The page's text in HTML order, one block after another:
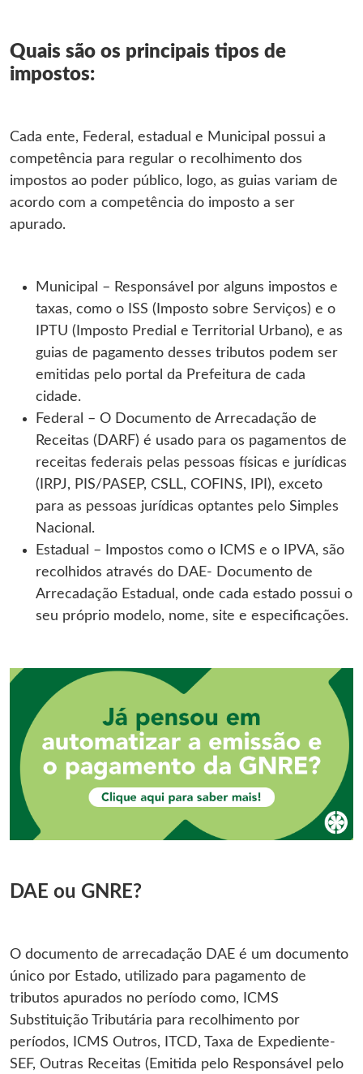
Quais são os principais tipos de
impostos:
Cada ente, Federal, estadual e Municipal possui a
competência para regular o recolhimento dos
impostos ao poder público, logo, as guias variam de
acordo com a competência do imposto a ser
apurado.
Municipal – Responsável por alguns impostos e
taxas, como o ISS (Imposto sobre Serviços) e o
IPTU (Imposto Predial e Territorial Urbano), e as
guias de pagamento desses tributos podem ser
emitidas pelo portal da Prefeitura de cada
cidade.
Federal – O Documento de Arrecadação de
Receitas (DARF) é usado para os pagamentos de
receitas federais pelas pessoas físicas e jurídicas
(IRPJ, PIS/PASEP, CSLL, COFINS, IPI), exceto
para as pessoas jurídicas optantes pelo Simples
Nacional.
Estadual – Impostos como o ICMS e o IPVA, são
recolhidos através do DAE- Documento de
Arrecadação Estadual, onde cada estado possui o
seu próprio modelo, nome, site e especificações.
DAE ou GNRE?
O documento de arrecadação DAE é um documento
único por Estado, utilizado para pagamento de
tributos apurados no período como, ICMS
Substituição Tributária para recolhimento por
períodos, ICMS Outros, ITCD, Taxa de Expediente-
SEF, Outras Receitas (Emitida pelo Responsável pelo